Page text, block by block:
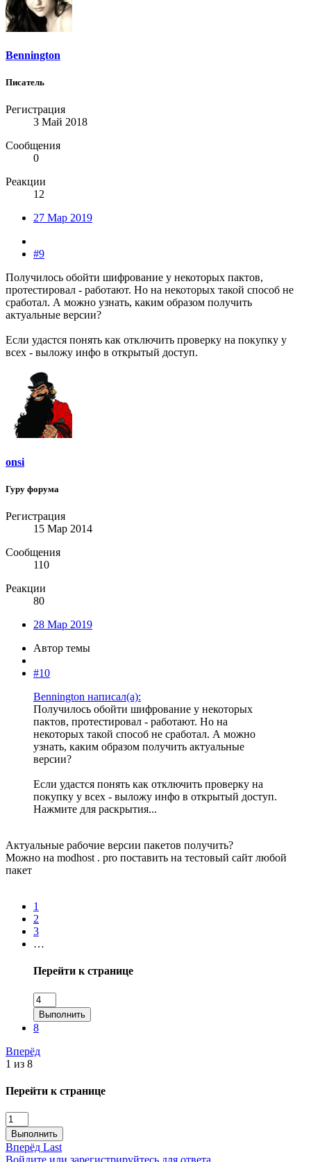
Bennington
Писатель
Регистрация
3 Май 2018
Сообщения
0
Реакции
12
27 Мар 2019
#9
Получилось обойти шифрование у некоторых пактов,
протестировал - работают. Но на некоторых такой способ не
сработал. А можно узнать, каким образом получить
актуальные версии?
Если удастся понять как отключить проверку на покупку у
всех - выложу инфо в открытый доступ.
onsi
Гуру форума
Регистрация
15 Мар 2014
Сообщения
110
Реакции
80
28 Мар 2019
Автор темы
#10
Bennington написал(а):
Получилось обойти шифрование у некоторых
пактов, протестировал - работают. Но на
некоторых такой способ не сработал. А можно
узнать, каким образом получить актуальные
версии?
Если удастся понять как отключить проверку на
покупку у всех - выложу инфо в открытый доступ.
Нажмите для раскрытия...
Актуальные рабочие версии пакетов получить?
Можно на modhost . pro поставить на тестовый сайт любой
пакет
1
2
3
…
Перейти к странице
Выполнить
8
Вперёд
1 из 8
Перейти к странице
Выполнить
Вперёд Last
Войдите или зарегистрируйтесь для ответа.